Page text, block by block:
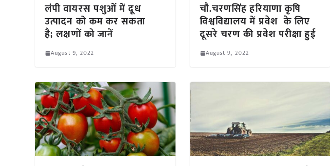
लंपी वायरस पशुओं में दूध
उत्पादन को कम कर सकता
है; लक्षणों को जानें
August 9, 2022
चौ.चरणसिंह हरियाणा कृषि
विश्वविद्यालय में प्रवेश के लिए
दूसरे चरण की प्रवेश परीक्षा हुई
August 9, 2022